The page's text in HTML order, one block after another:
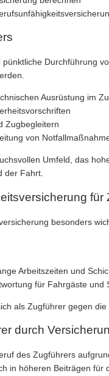
Durchführung
Ausrüstung im
Zugbegleitern
von
Umfeld, das
der Fahrt.
für
besonders
Arbeitszeiten und
für Fahrgäste und
als Zugführer gegen
durch
des Zugführers
in höheren Beiträgen